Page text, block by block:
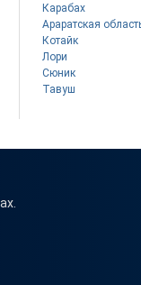
Карабах
Араратская
Котайк
Лори
Сюник
Тавуш